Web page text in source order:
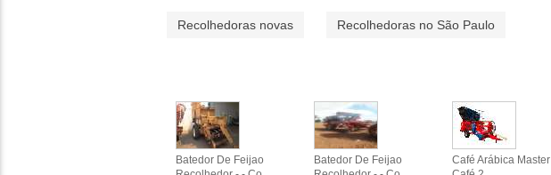
Recolhedoras novas Recolhedoras no São Paulo
Batedor De Feijao
Batedor De Feijao
Café Arábica Master